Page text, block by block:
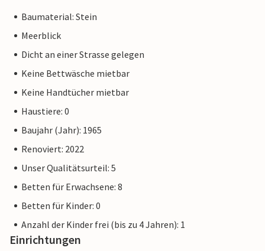
Baumaterial: Stein
Meerblick
Dicht an einer Strasse gelegen
Keine Bettwäsche mietbar
Keine Handtücher mietbar
Haustiere: 0
Baujahr (Jahr): 1965
Renoviert: 2022
Unser Qualitätsurteil: 5
Betten für Erwachsene: 8
Betten für Kinder: 0
Anzahl der Kinder frei (bis zu 4 Jahren): 1
Einrichtungen